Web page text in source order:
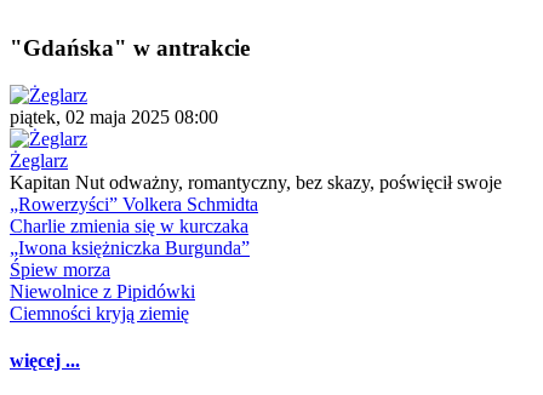
"Gdańska" w antrakcie
piątek, 02 maja 2025 08:00
Żeglarz
Kapitan Nut odważny, romantyczny, bez skazy, poświęcił swoje
„Rowerzyści” Volkera Schmidta
Charlie zmienia się w kurczaka
„Iwona księżniczka Burgunda”
Śpiew morza
Niewolnice z Pipidówki
Ciemności kryją ziemię
więcej ...